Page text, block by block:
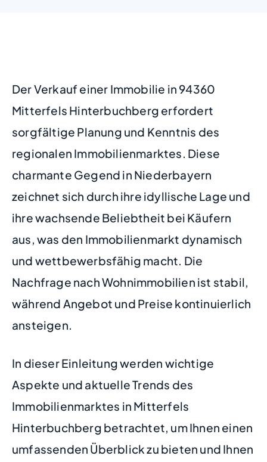
Der Verkauf einer Immobilie in 94360
Mitterfels Hinterbuchberg erfordert
sorgfältige Planung und Kenntnis des
regionalen Immobilienmarktes. Diese
charmante Gegend in Niederbayern
zeichnet sich durch ihre idyllische Lage und
ihre wachsende Beliebtheit bei Käufern
aus, was den Immobilienmarkt dynamisch
und wettbewerbsfähig macht. Die
Nachfrage nach Wohnimmobilien ist stabil,
während Angebot und Preise kontinuierlich
ansteigen.
In dieser Einleitung werden wichtige
Aspekte und aktuelle Trends des
Immobilienmarktes in Mitterfels
Hinterbuchberg betrachtet, um Ihnen einen
umfassenden Überblick zu bieten und Ihnen